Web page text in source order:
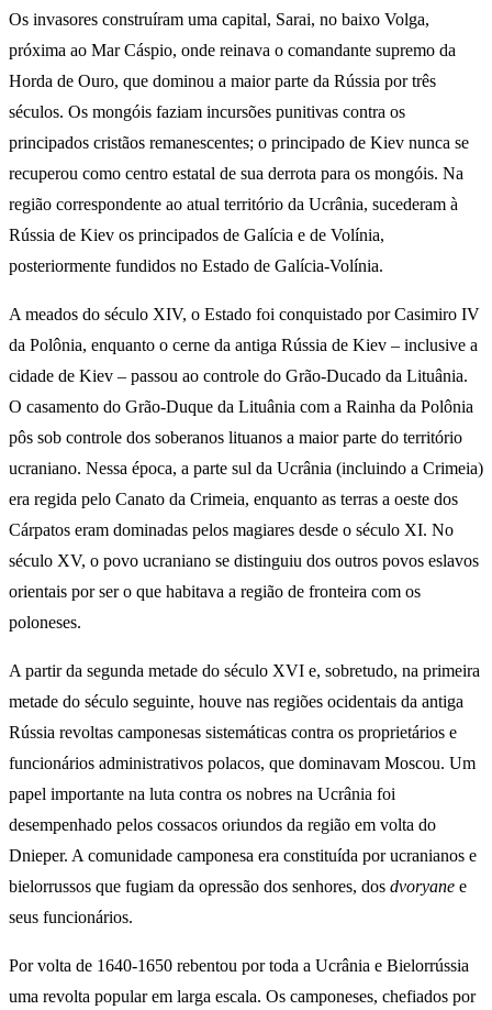
Os invasores construíram uma capital, Sarai, no baixo Volga,
próxima ao Mar Cáspio, onde reinava o comandante supremo da
Horda de Ouro, que dominou a maior parte da Rússia por três
séculos. Os mongóis faziam incursões punitivas contra os
principados cristãos remanescentes; o principado de Kiev nunca se
recuperou como centro estatal de sua derrota para os mongóis. Na
região correspondente ao atual território da Ucrânia, sucederam à
Rússia de Kiev os principados de Galícia e de Volínia,
posteriormente fundidos no Estado de Galícia-Volínia.
A meados do século XIV, o Estado foi conquistado por Casimiro IV
da Polônia, enquanto o cerne da antiga Rússia de Kiev – inclusive a
cidade de Kiev – passou ao controle do Grão-Ducado da Lituânia.
O casamento do Grão-Duque da Lituânia com a Rainha da Polônia
pôs sob controle dos soberanos lituanos a maior parte do território
ucraniano. Nessa época, a parte sul da Ucrânia (incluindo a Crimeia)
era regida pelo Canato da Crimeia, enquanto as terras a oeste dos
Cárpatos eram dominadas pelos magiares desde o século XI. No
século XV, o povo ucraniano se distinguiu dos outros povos eslavos
orientais por ser o que habitava a região de fronteira com os
poloneses.
A partir da segunda metade do século XVI e, sobretudo, na primeira
metade do século seguinte, houve nas regiões ocidentais da antiga
Rússia revoltas camponesas sistemáticas contra os proprietários e
funcionários administrativos polacos, que dominavam Moscou. Um
papel importante na luta contra os nobres na Ucrânia foi
desempenhado pelos cossacos oriundos da região em volta do
Dnieper. A comunidade camponesa era constituída por ucranianos e
bielorrussos que fugiam da opressão dos senhores, dos dvoryane e
seus funcionários.
Por volta de 1640-1650 rebentou por toda a Ucrânia e Bielorrússia
uma revolta popular em larga escala. Os camponeses, chefiados por